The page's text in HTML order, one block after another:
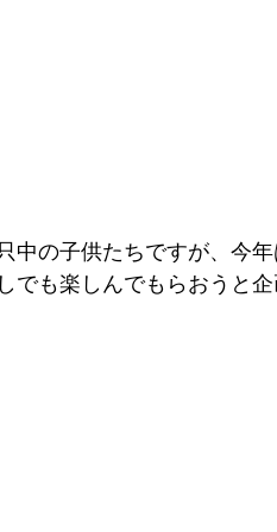
中の子供たちですが、今
でも楽しんでもらおうと企